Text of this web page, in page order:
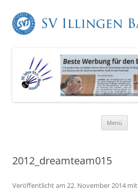
Menü
2012_dreamteam015
Veröffentlicht am 22. November 2014mit